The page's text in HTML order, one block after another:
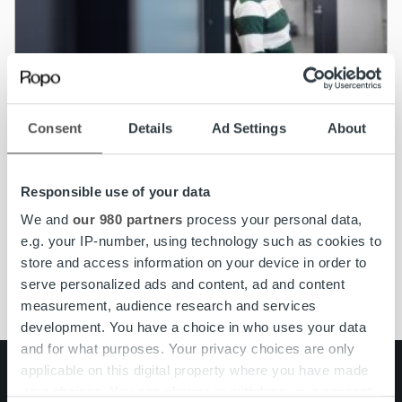
Consent Details Ad Settings About
Responsible use of your data
We and our 980 partners process your personal data,
e.g. your IP-number, using technology such as cookies to
store and access information on your device in order to
serve personalized ads and content, ad and content
measurement, audience research and services
development. You have a choice in who uses your data
and for what purposes. Your privacy choices are only
applicable on this digital property where you have made
Uncategorized
äkillistä nousua ei ole nähty ikinä
Lue lisää
Search for: